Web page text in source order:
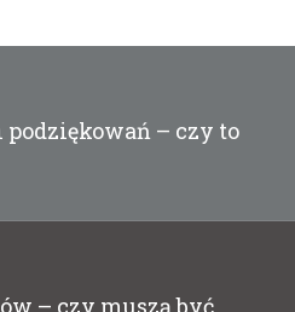
– czy to
– czy muszą być